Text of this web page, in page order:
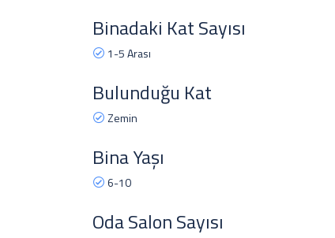
Binadaki Kat Sayısı
1-5 Arası
Bulunduğu Kat
Zemin
Bina Yaşı
6-10
Oda Salon Sayısı